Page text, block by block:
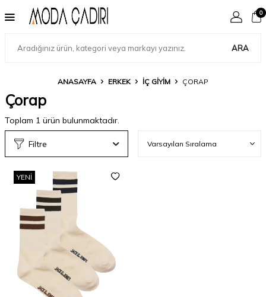
ARA
0
ANASAYFA ERKEK İÇ GIYIM ÇORAP
Çorap
Toplam 1 ürün bulunmaktadır.
Filtre
YENI